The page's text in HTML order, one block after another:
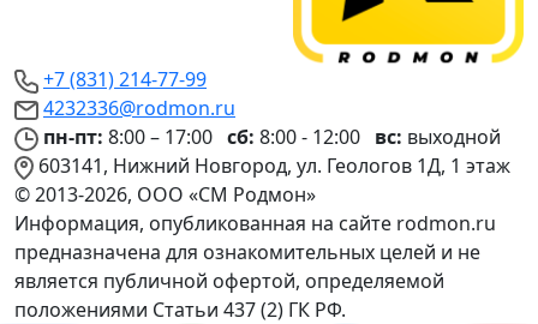
+7 (831) 214-77-99
4232336@rodmon.ru
пн-пт: 8:00 – 17:00 сб: 8:00 - 12:00 вс: выходной
603141, Нижний Новгород, ул. Геологов 1Д, 1 этаж
© 2013-2026, ООО «СМ Родмон»
Информация, опубликованная на сайте rodmon.ru
предназначена для ознакомительных целей и не
является публичной офертой, определяемой
положениями Статьи 437 (2) ГК РФ.